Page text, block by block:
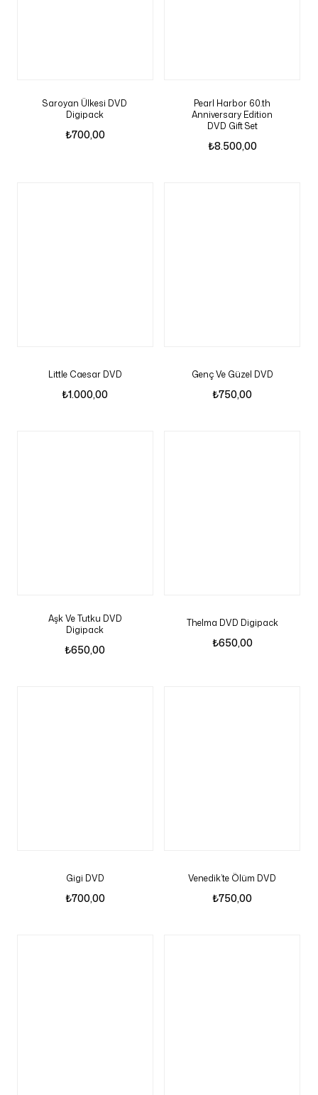
Saroyan Ülkesi DVD
Digipack
₺700,00
Pearl Harbor 60.th
Anniversary Edition
DVD Gift Set
₺8.500,00
Little Caesar DVD
₺1.000,00
Genç Ve Güzel DVD
₺750,00
Aşk Ve Tutku DVD
Digipack
₺650,00
Thelma DVD Digipack
₺650,00
Gigi DVD
₺700,00
Venedik’te Ölüm DVD
₺750,00